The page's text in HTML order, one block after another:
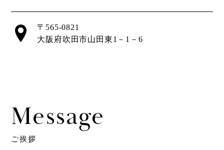
〒565-0821
大阪府吹田市山田東1－1－6
Message
ご挨拶